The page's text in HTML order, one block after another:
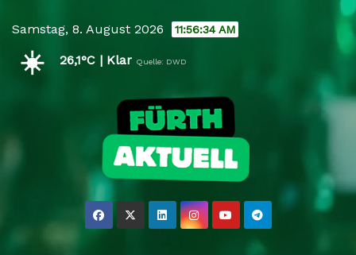
content
Samstag, 8. August 2026 11:56:35 AM
☀️ 26,1°C | Klar Quelle: DWD